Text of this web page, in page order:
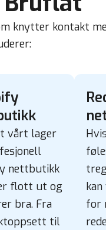
knytter kontakt
vårt lager
nettbutikk
flott ut og
bra. Fra
til
for